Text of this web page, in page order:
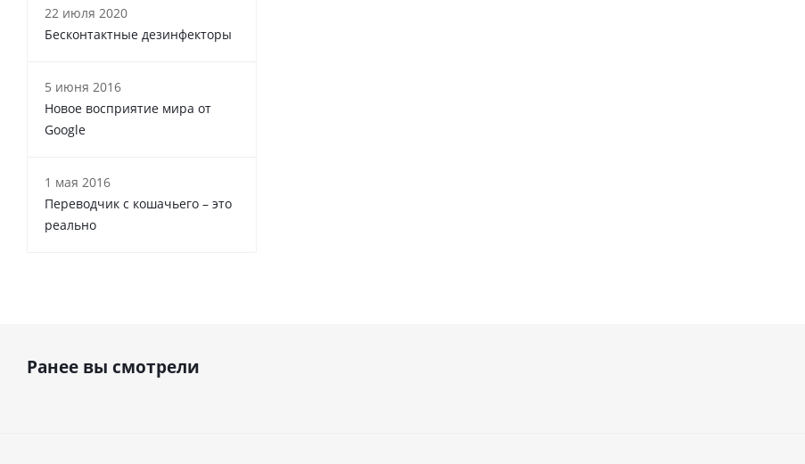
22 июля 2020
Бесконтактные дезинфекторы
5 июня 2016
Новое восприятие мира от
Google
1 мая 2016
Переводчик с кошачьего – это
реально
Ранее вы смотрели